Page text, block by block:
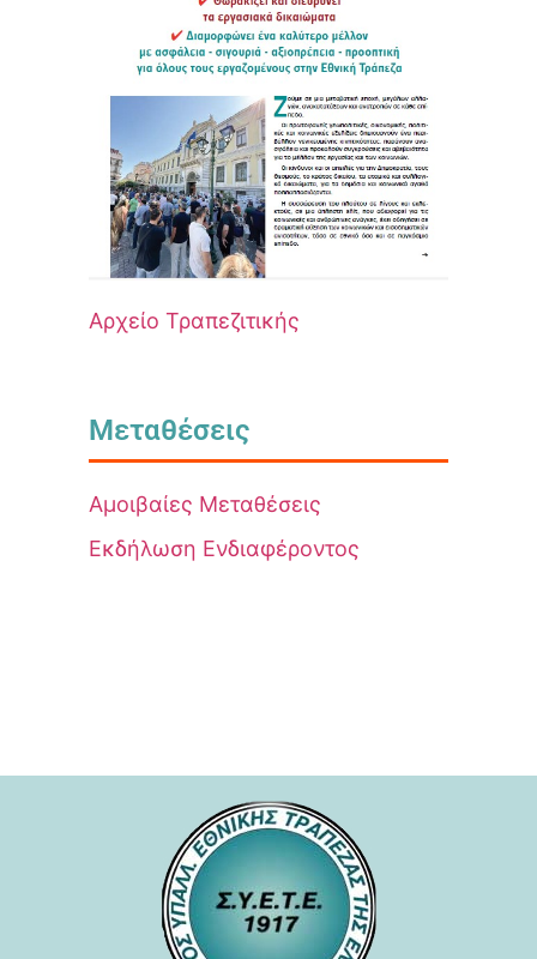
Αρχείο Τραπεζιτικής
Μεταθέσεις
Αμοιβαίες Μεταθέσεις
Εκδήλωση Ενδιαφέροντος